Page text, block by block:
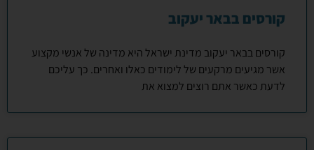
קורסים בבאר יעקוב
קורסים בבאר יעקוב מדינת ישראל היא מדינה של אנשי מקצוע
אשר מגיעים מרקעים של לימודים כאלו ואחרים. כך עליכם
לדעת כאשר אתם רוצים למצוא את